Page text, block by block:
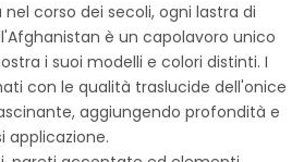
corso dei secoli, ogni lastra di
è un capolavoro unico
i suoi modelli e colori distinti. I
con le qualità traslucide dell'onice
aggiungendo profondità e
applicazione.